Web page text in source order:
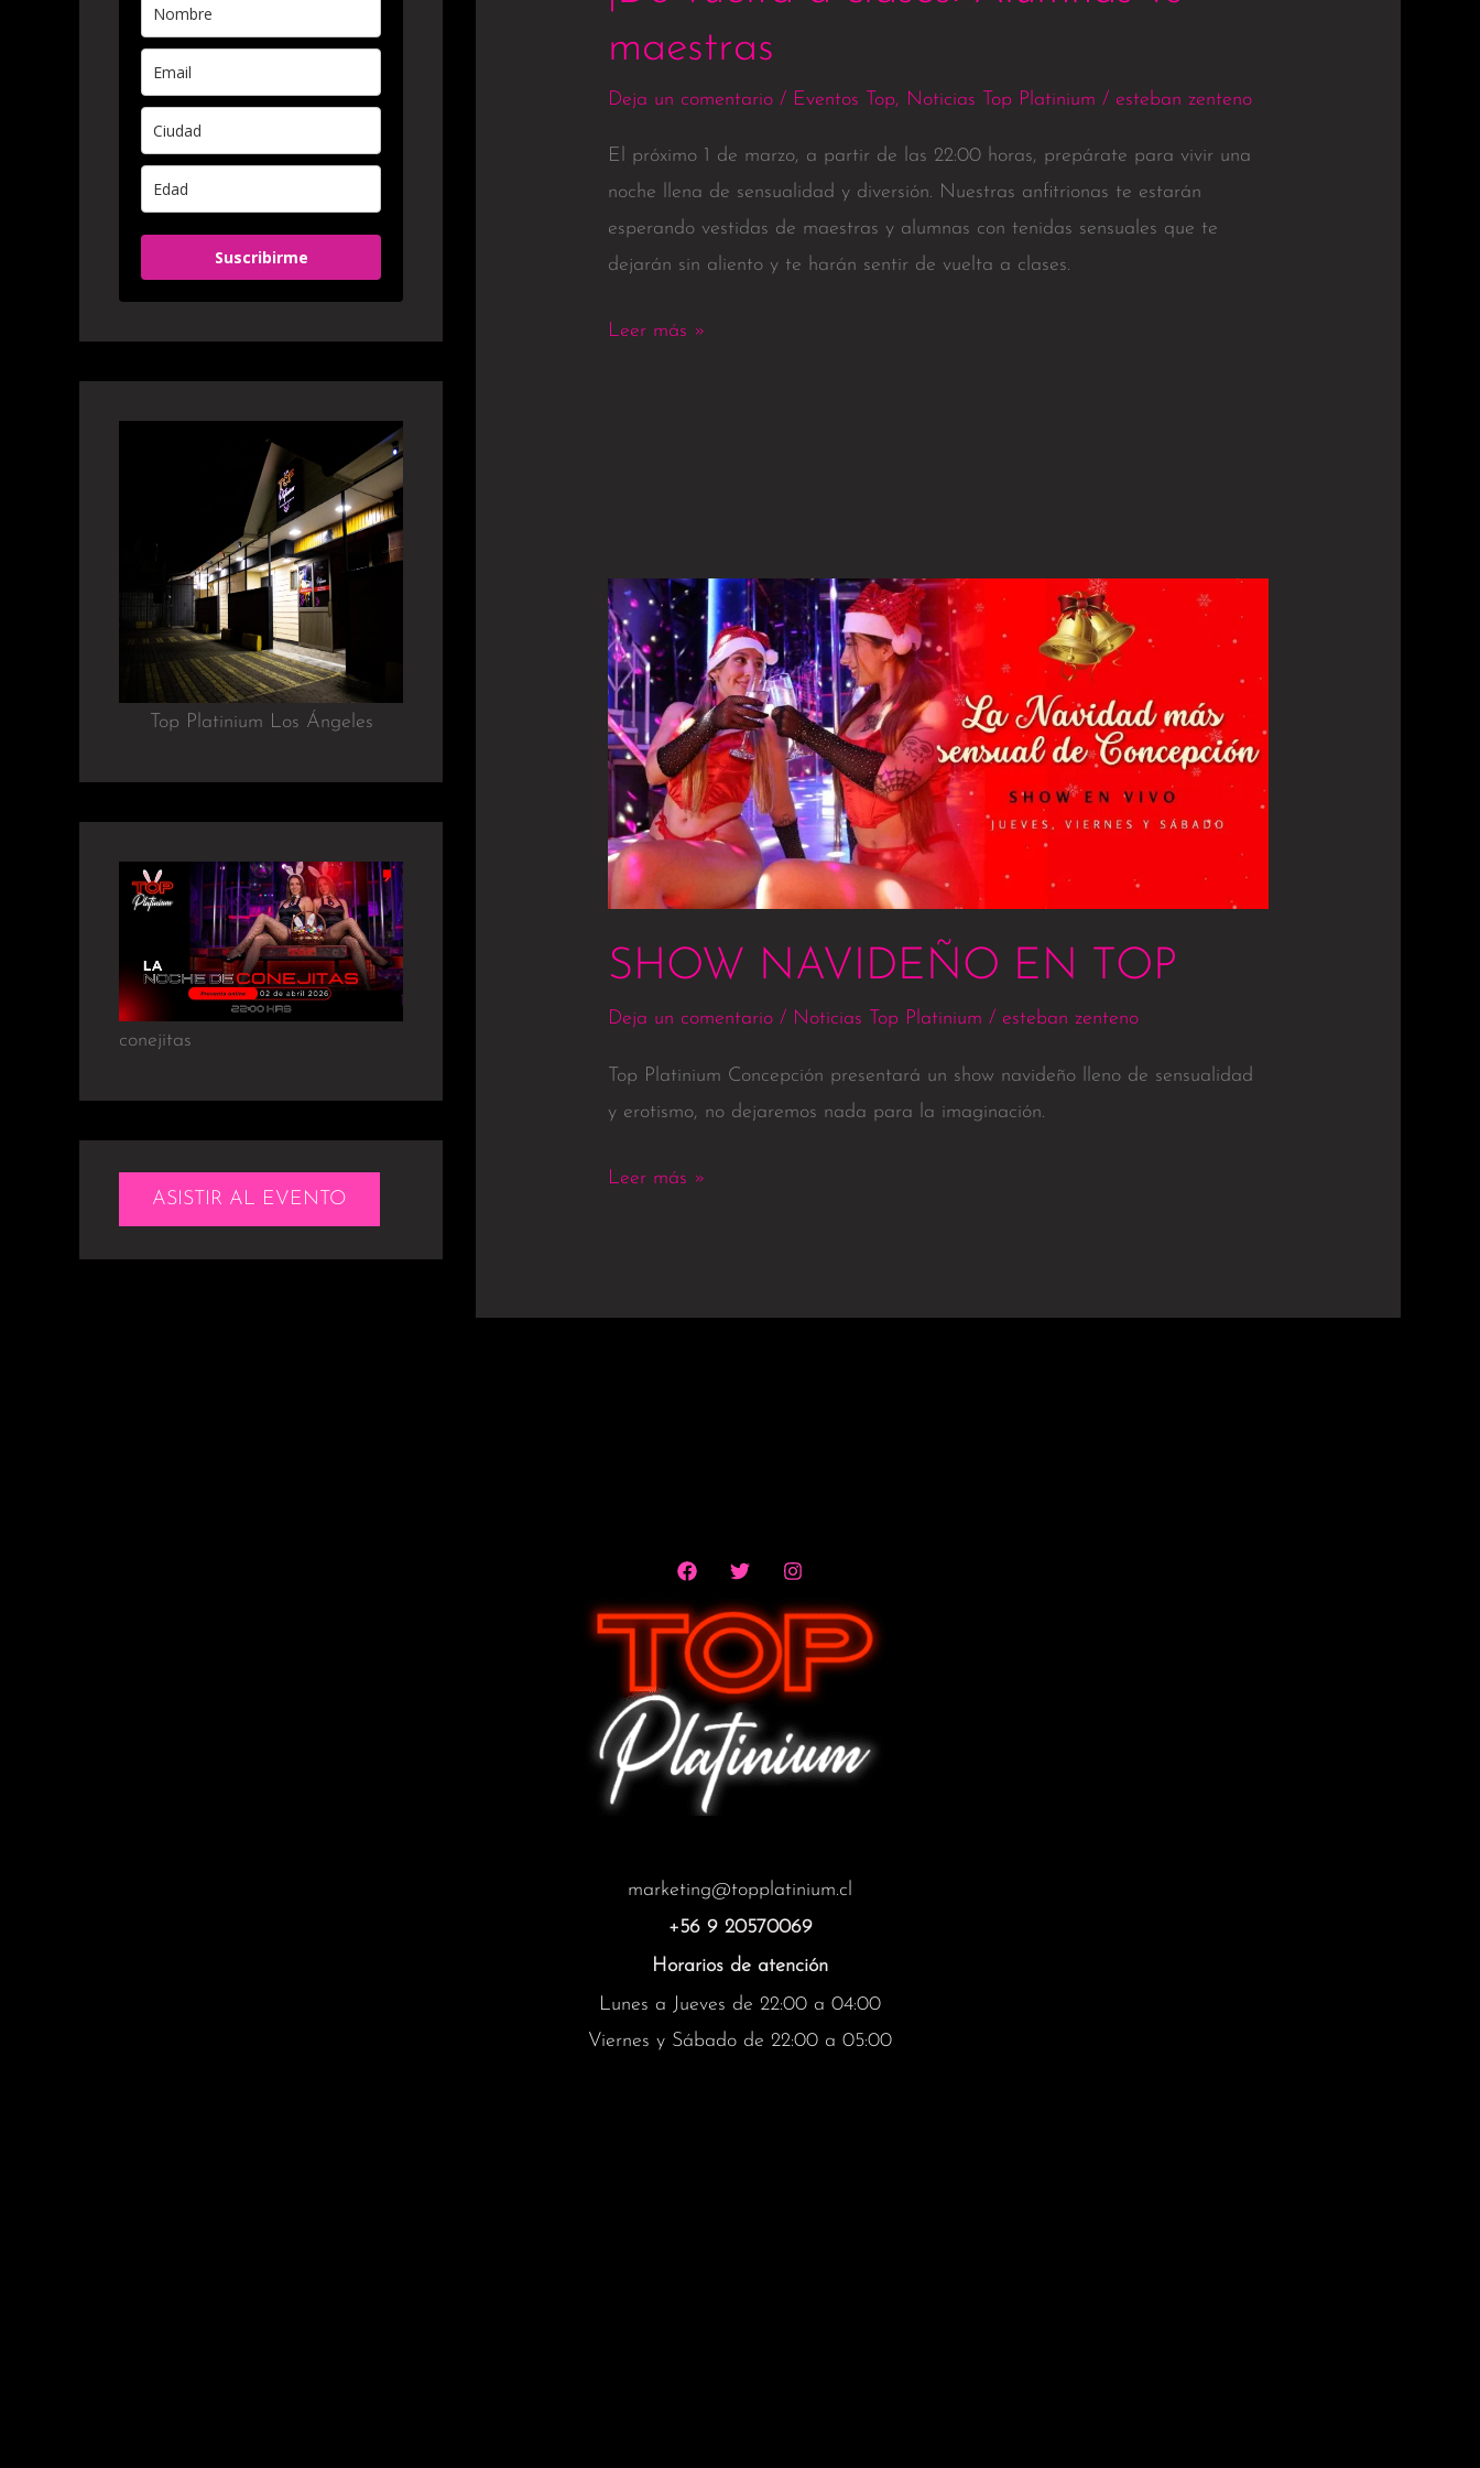
Suscribirme
Top Platinium Los Ángeles
conejitas
ASISTIR AL EVENTO
maestras
Deja un comentario / Eventos Top, Noticias Top Platinium / esteban zenteno
El próximo 1 de marzo, a partir de las 22:00 horas, prepárate para vivir una
noche llena de sensualidad y diversión. Nuestras anfitrionas te estarán
esperando vestidas de maestras y alumnas con tenidas sensuales que te
dejarán sin aliento y te harán sentir de vuelta a clases.
Leer más »
SHOW NAVIDEÑO EN TOP
Deja un comentario / Noticias Top Platinium / esteban zenteno
Top Platinium Concepción presentará un show navideño lleno de sensualidad
y erotismo, no dejaremos nada para la imaginación.
SHOW
NAVIDEÑO
EN
TOP
Leer más »
marketing@topplatinium.cl
+56 9 20570069
Horarios de atención
Lunes a Jueves de 22:00 a 04:00
Viernes y Sábado de 22:00 a 05:00